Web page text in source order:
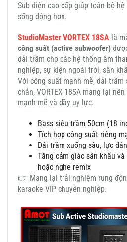
Sub điện cao cấp giúp toàn bộ
sống động hơn.
StudioMaster VORTEX 18SA là
công suất (active subwoofer)
dải trầm cho các hệ thống âm
nghiệp, sự kiện ngoài trời, sân
Với công suất mạnh mẽ, dải trầm
chắn, VORTEX 18SA mang lại
mạnh mẽ và đầy uy lực.
Bass siêu trầm 50cm (18
Tích hợp công suất riêng
Dải trầm xuống sâu, lực
Tăng cảm giác sân khấu và
hoặc nghe remix
👉 Mang lại trải nghiệm rung
karaoke VIP chuyên nghiệp.